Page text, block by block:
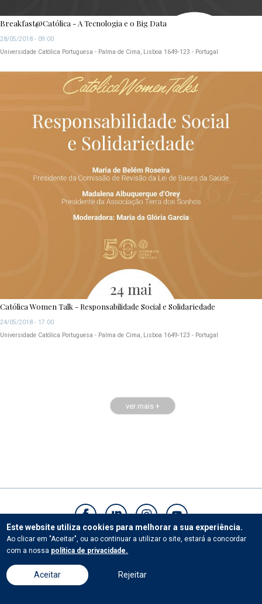
Breakfast@Católica - A Tecnologia e o Big Data
28/05/2018 - 09:00
Universidade Católica Portuguesa - Palma de Cima, Lisboa 1649-123 - Portugal
Católica Women Talk - Responsabilidade Social e Solidariedade
24/05/2018 - 17:00
Universidade Católica Portuguesa - Palma de Cima, Lisboa 1649-123 - Portugal
ver mais +
Contactos
© Universidade Católica Portuguesa.Todos os direitos reservados. |
Este website utiliza cookies para melhorar a sua experiência.
Ao clicar em "Aceitar", ou ao continuar a utilizar o site, estará a concordar
com a nossa política de privacidade.
Aceitar Rejeitar